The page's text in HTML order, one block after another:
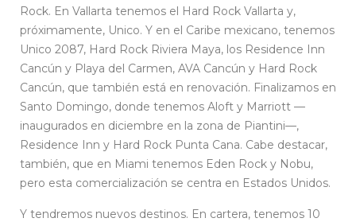
Rock. En Vallarta tenemos el Hard Rock Vallarta y,
próximamente, Unico. Y en el Caribe mexicano, tenemos
Unico 2087, Hard Rock Riviera Maya, los Residence Inn
Cancún y Playa del Carmen, AVA Cancún y Hard Rock
Cancún, que también está en renovación. Finalizamos en
Santo Domingo, donde tenemos Aloft y Marriott —
inaugurados en diciembre en la zona de Piantini—,
Residence Inn y Hard Rock Punta Cana. Cabe destacar,
también, que en Miami tenemos Eden Rock y Nobu,
pero esta comercialización se centra en Estados Unidos.
Y tendremos nuevos destinos. En cartera, tenemos 10